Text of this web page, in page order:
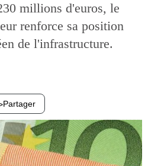
millions d'euros, le
renforce sa position
de l'infrastructure.
Partager